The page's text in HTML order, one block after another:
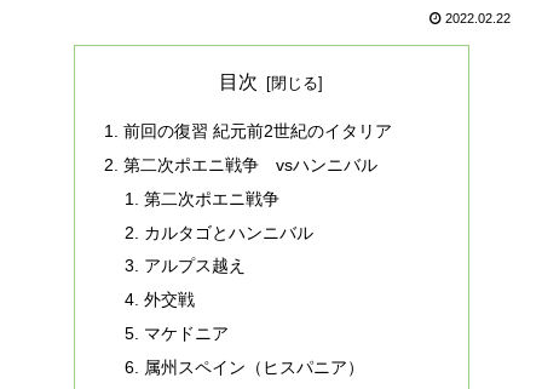
2022.02.22
目次
前回の復習 紀元前2世紀のイタリア
第二次ポエニ戦争 vsハンニバル
第二次ポエニ戦争
カルタゴとハンニバル
アルプス越え
外交戦
マケドニア
属州スペイン（ヒスパニア）